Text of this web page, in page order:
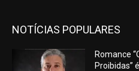
NOTÍCIAS POPULARES
Romance
Proibidas”